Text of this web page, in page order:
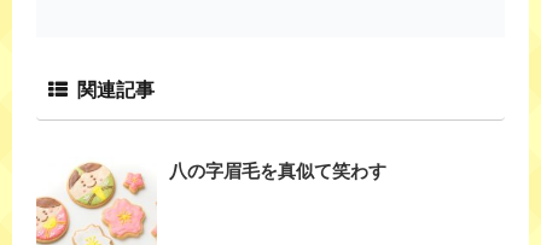
関連記事
八の字眉毛を真似て笑わす